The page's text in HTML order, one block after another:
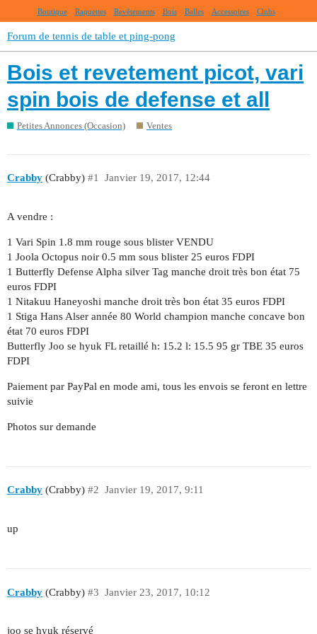
Boutique Raquettes Revêtements Bois Balles Accessoires Clubs
Forum de tennis de table et ping-pong
Bois et revetement picot, vari
spin bois de defense et all
Petites Annonces (Occasion) Ventes
Crabby (Crabby) Janvier 19, 2017, 12:44
#1
A vendre :
1 Vari Spin 1.8 mm rouge sous blister VENDU
1 Joola Octopus noir 0.5 mm sous blister 25 euros FDPI
1 Butterfly Defense Alpha silver Tag manche droit très bon état 75
euros FDPI
1 Nitakuu Haneyoshi manche droit très bon état 35 euros FDPI
1 Stiga Hans Alser année 80 World champion manche concave bon
état 70 euros FDPI
Butterfly Joo se hyuk FL retaillé h: 15.2 l: 15.5 95 gr TBE 35 euros
FDPI
Paiement par PayPal en mode ami, tous les envois se feront en lettre
suivie
Photos sur demande
Crabby (Crabby) Janvier 19, 2017, 9:11
#2
up
Crabby (Crabby) Janvier 23, 2017, 10:12
#3
joo se hyuk réservé